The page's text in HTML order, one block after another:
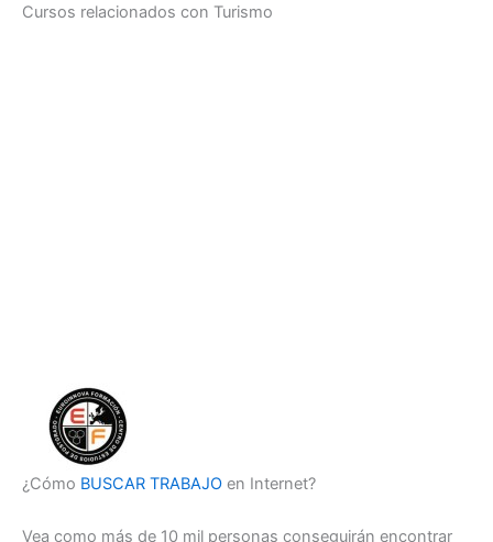
Cursos relacionados con Turismo
¿Cómo BUSCAR TRABAJO en Internet?
Vea como más de 10 mil personas conseguirán encontrar